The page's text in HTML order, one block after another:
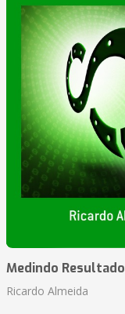
Medindo
Ricardo Almeida